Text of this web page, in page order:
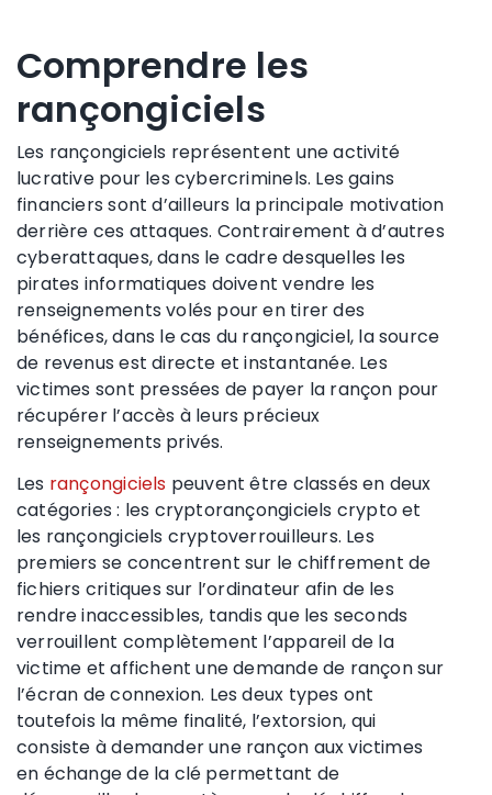
Comprendre les
rançongiciels
Les rançongiciels représentent une activité
lucrative pour les cybercriminels. Les gains
financiers sont d’ailleurs la principale motivation
derrière ces attaques. Contrairement à d’autres
cyberattaques, dans le cadre desquelles les
pirates informatiques doivent vendre les
renseignements volés pour en tirer des
bénéfices, dans le cas du rançongiciel, la source
de revenus est directe et instantanée. Les
victimes sont pressées de payer la rançon pour
récupérer l’accès à leurs précieux
renseignements privés.
Les rançongiciels peuvent être classés en deux
catégories : les cryptorançongiciels crypto et
les rançongiciels cryptoverrouilleurs. Les
premiers se concentrent sur le chiffrement de
fichiers critiques sur l’ordinateur afin de les
rendre inaccessibles, tandis que les seconds
verrouillent complètement l’appareil de la
victime et affichent une demande de rançon sur
l’écran de connexion. Les deux types ont
toutefois la même finalité, l’extorsion, qui
consiste à demander une rançon aux victimes
en échange de la clé permettant de